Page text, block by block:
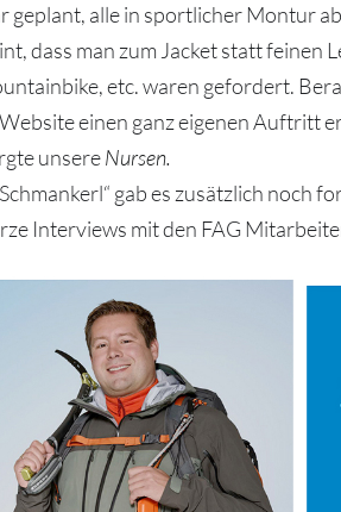
geplant, alle in sportlicher Montur
dass man zum Jacket statt
etc. waren gefordert.
einen ganz eigenen Auftritt
unsereNursen.
gab es zusätzlich noch
Interviews mit den FAG